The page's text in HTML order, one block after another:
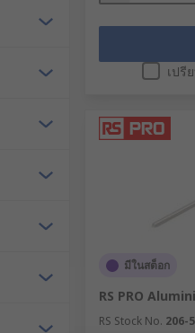
เปรี
มีในสต็อก
RS PRO
RS Stock No. 206-